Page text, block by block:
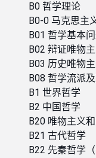
B0 哲学理论
B0-0 马克思主
B01 哲学基本
B02 辩证唯物
B03 历史唯物
B08 哲学流派
B1 世界哲学
B2 中国哲学
B20 唯物主义
B21 古代哲学
B22 先秦哲学